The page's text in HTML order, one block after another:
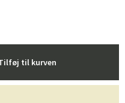
til kurven